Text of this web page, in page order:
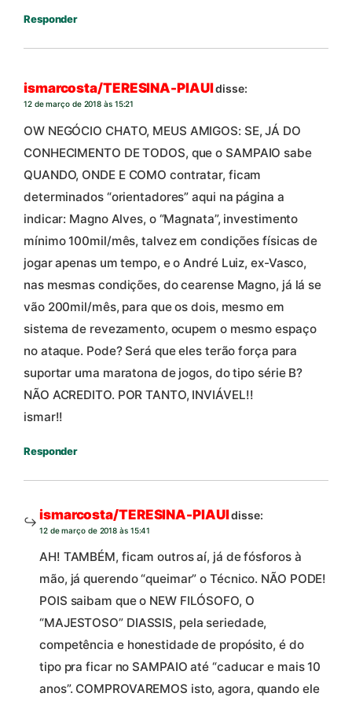
Responder
ismarcosta/TERESINA-PIAUIdisse:
12 de março de 2018 às 15:21
OW NEGÓCIO CHATO, MEUS AMIGOS: SE, JÁ DO
CONHECIMENTO DE TODOS, que o SAMPAIO sabe
QUANDO, ONDE E COMO contratar, ficam
determinados “orientadores” aqui na página a
indicar: Magno Alves, o “Magnata”, investimento
mínimo 100mil/mês, talvez em condições físicas de
jogar apenas um tempo, e o André Luiz, ex-Vasco,
nas mesmas condições, do cearense Magno, já lá se
vão 200mil/mês, para que os dois, mesmo em
sistema de revezamento, ocupem o mesmo espaço
no ataque. Pode? Será que eles terão força para
suportar uma maratona de jogos, do tipo série B?
NÃO ACREDITO. POR TANTO, INVIÁVEL!!
ismar!!
Responder
ismarcosta/TERESINA-PIAUIdisse:
12 de março de 2018 às 15:41
AH! TAMBÉM, ficam outros aí, já de fósforos à
mão, já querendo “queimar” o Técnico. NÃO PODE!
POIS saibam que o NEW FILÓSOFO, O
“MAJESTOSO” DIASSIS, pela seriedade,
competência e honestidade de propósito, é do
tipo pra ficar no SAMPAIO até “caducar e mais 10
anos”. COMPROVAREMOS isto, agora, quando ele